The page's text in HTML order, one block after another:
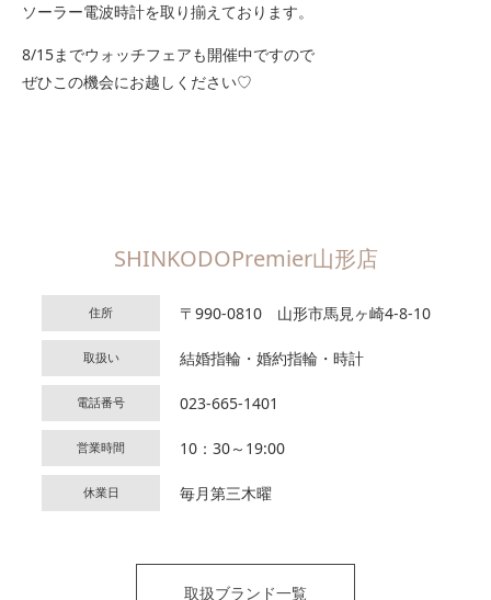
ソーラー電波時計を取り揃えております。
8/15までウォッチフェアも開催中ですので
ぜひこの機会にお越しください♡
SHINKODOPremier山形店
住所 〒990-0810 山形市馬見ヶ崎4-8-10
取扱い 結婚指輪・婚約指輪・時計
電話番号 023-665-1401
営業時間 10：30～19:00
休業日 毎月第三木曜
取扱ブランド一覧